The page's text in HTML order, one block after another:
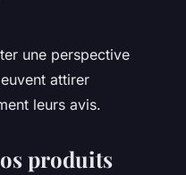
une perspective
attirer
leurs avis.
produits